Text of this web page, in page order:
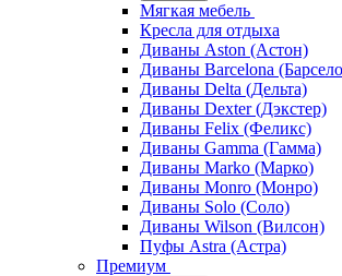
Мягкая мебель
Кресла для отдыха
Диваны Aston (Астон)
Диваны Barcelona
Диваны Delta (Дельта)
Диваны Dexter (Дэкстер)
Диваны Felix (Феликс)
Диваны Gamma (Гамма)
Диваны Marko (Марко)
Диваны Monro (Монро)
Диваны Solo (Соло)
Диваны Wilson (Вилсон)
Пуфы Astra (Астра)
Премиум